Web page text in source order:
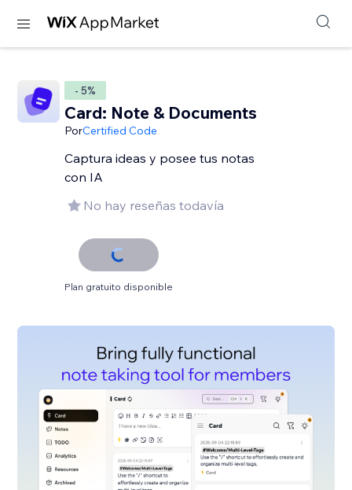
- 5%
Card: Note & Documents
PorCertified Code
Captura ideas y posee tus notas
con IA
No hay reseñas todavía
Plan gratuito disponible